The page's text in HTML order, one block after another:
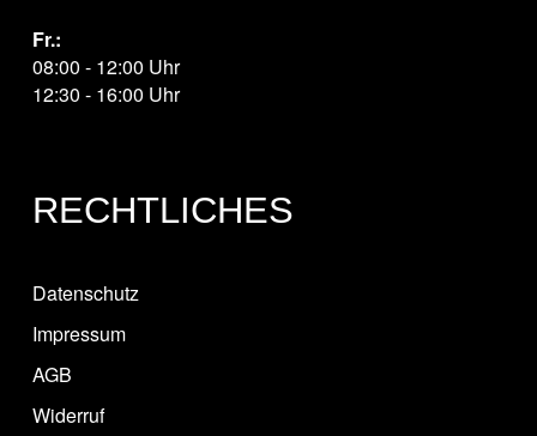
Fr.:
08:00 - 12:00 Uhr
12:30 - 16:00 Uhr
RECHTLICHES
Datenschutz
Impressum
AGB
Widerruf